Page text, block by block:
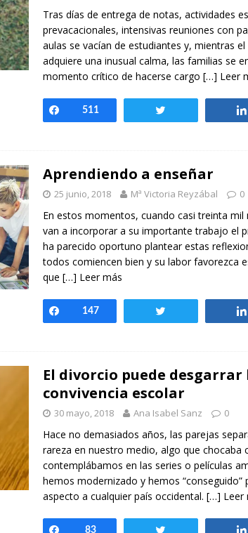
Tras días de entrega de notas, actividades
prevacacionales, intensivas reuniones con
aulas se vacían de estudiantes y, mientras
adquiere una inusual calma, las familias se
momento crítico de hacerse cargo […] Leer
Compartir
511
Aprendiendo a enseñar
25 junio, 2018 Mª Victoria Reyzábal 0
En estos momentos, cuando casi treinta mil
van a incorporar a su importante trabajo el
ha parecido oportuno plantear estas
todos comiencen bien y su labor favorezca
que […] Leer más
Compartir
147
El divorcio puede desgarrar
convivencia escolar
30 mayo, 2018 Ana Isabel Sanz 0
Hace no demasiados años, las parejas
rareza en nuestro medio, algo que chocaba
contemplábamos en las series o películas
hemos modernizado y hemos “conseguido”
aspecto a cualquier país occidental. […] Leer
Compartir
83